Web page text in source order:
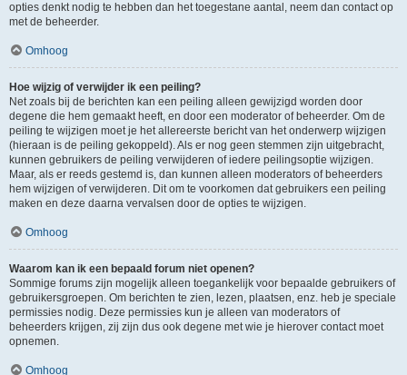
opties denkt nodig te hebben dan het toegestane aantal, neem dan contact op
met de beheerder.
Omhoog
Hoe wijzig of verwijder ik een peiling?
Net zoals bij de berichten kan een peiling alleen gewijzigd worden door
degene die hem gemaakt heeft, en door een moderator of beheerder. Om de
peiling te wijzigen moet je het allereerste bericht van het onderwerp wijzigen
(hieraan is de peiling gekoppeld). Als er nog geen stemmen zijn uitgebracht,
kunnen gebruikers de peiling verwijderen of iedere peilingsoptie wijzigen.
Maar, als er reeds gestemd is, dan kunnen alleen moderators of beheerders
hem wijzigen of verwijderen. Dit om te voorkomen dat gebruikers een peiling
maken en deze daarna vervalsen door de opties te wijzigen.
Omhoog
Waarom kan ik een bepaald forum niet openen?
Sommige forums zijn mogelijk alleen toegankelijk voor bepaalde gebruikers of
gebruikersgroepen. Om berichten te zien, lezen, plaatsen, enz. heb je speciale
permissies nodig. Deze permissies kun je alleen van moderators of
beheerders krijgen, zij zijn dus ook degene met wie je hierover contact moet
opnemen.
Omhoog